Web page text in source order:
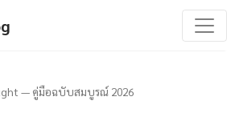
— คู่มือฉบับสมบูรณ์ 2026